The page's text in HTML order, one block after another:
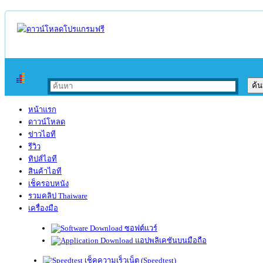
หน้าแรก
ดาวน์โหลด
ข่าวไอที
รีวิว
ทิปส์ไอที
สินค้าไอที
เช็ครอบหนัง
รวมคลิป Thaiware
เครื่องมือ
ซอฟต์แวร์
แอปพลิเคชันบนมือถือ
เช็คความเร็วเน็ต (Speedtest)